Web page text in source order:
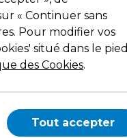
des éléments
« Continuer sans
Pour modifier vos
situé dans le pied
des Cookies.
Tout accepter